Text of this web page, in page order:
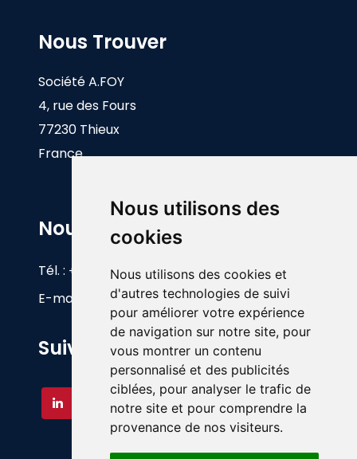
Nous utilisons des
cookies
Nous utilisons des cookies et
d'autres technologies de suivi
pour améliorer votre expérience
de navigation sur notre site, pour
vous montrer un contenu
personnalisé et des publicités
ciblées, pour analyser le trafic de
notre site et pour comprendre la
provenance de nos visiteurs.
Nous Trouver
Société A.FOY
4, rue des Fours
77230 Thieux
France
Nous Contacter
Tél. : +33(0)1 60 26 83 17
E-mail : info@foy.fr
Suivez-nous